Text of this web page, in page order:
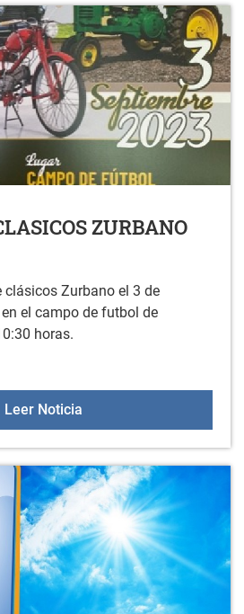
ZURBANO
clásicos Zurbano el 3 de
el campo de futbol de
horas.
Leer NoticiaVEHÍCULOS CLASICOS